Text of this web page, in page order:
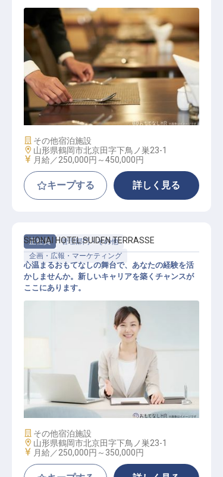
サービスリーダー
施設業態
その他宿泊施設
勤務地
山形県鶴岡市北京田字下鳥ノ巣23-1
給与
月給／250,000円～450,000円
キープする 詳しく見る
正社員
管理部門・その他
企画・広報・マーケティング
マーケティングコミュニケーション
SHONAI HOTEL SUIDEN TERRASSE
心温まるおもてなしの舞台で、あなたの経験を活
かしませんか。新しいキャリアを築くチャンスが
ここにあります。
施設業態
その他宿泊施設
勤務地
山形県鶴岡市北京田字下鳥ノ巣23-1
給与
月給／250,000円～ 350,000円